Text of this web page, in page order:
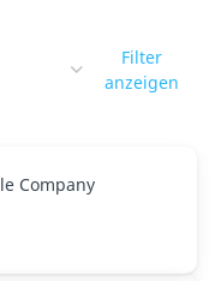
Filter
anzeigen
Company